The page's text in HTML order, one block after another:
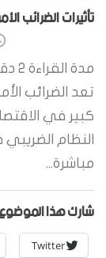
تأثيرات الضرائب
مدة القراءة 2
تعد الضرائب
كبير في
النظام الضريبي
مباشرة...
شارك هذا
Twitter